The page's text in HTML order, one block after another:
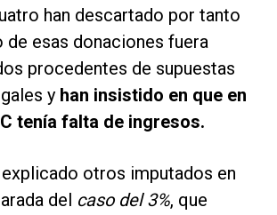
han descartado por tanto
de esas donaciones fuera
procedentes de supuestas
y han insistido en que en
tenía falta de ingresos.
otros imputados en
del caso del 3%, que